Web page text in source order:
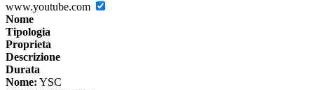
www.youtube.com
Nome
Tipologia
Proprieta
Descrizione
Durata
Nome: YSC